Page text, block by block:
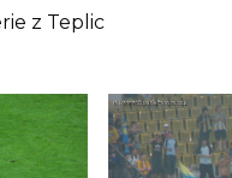
z Teplic